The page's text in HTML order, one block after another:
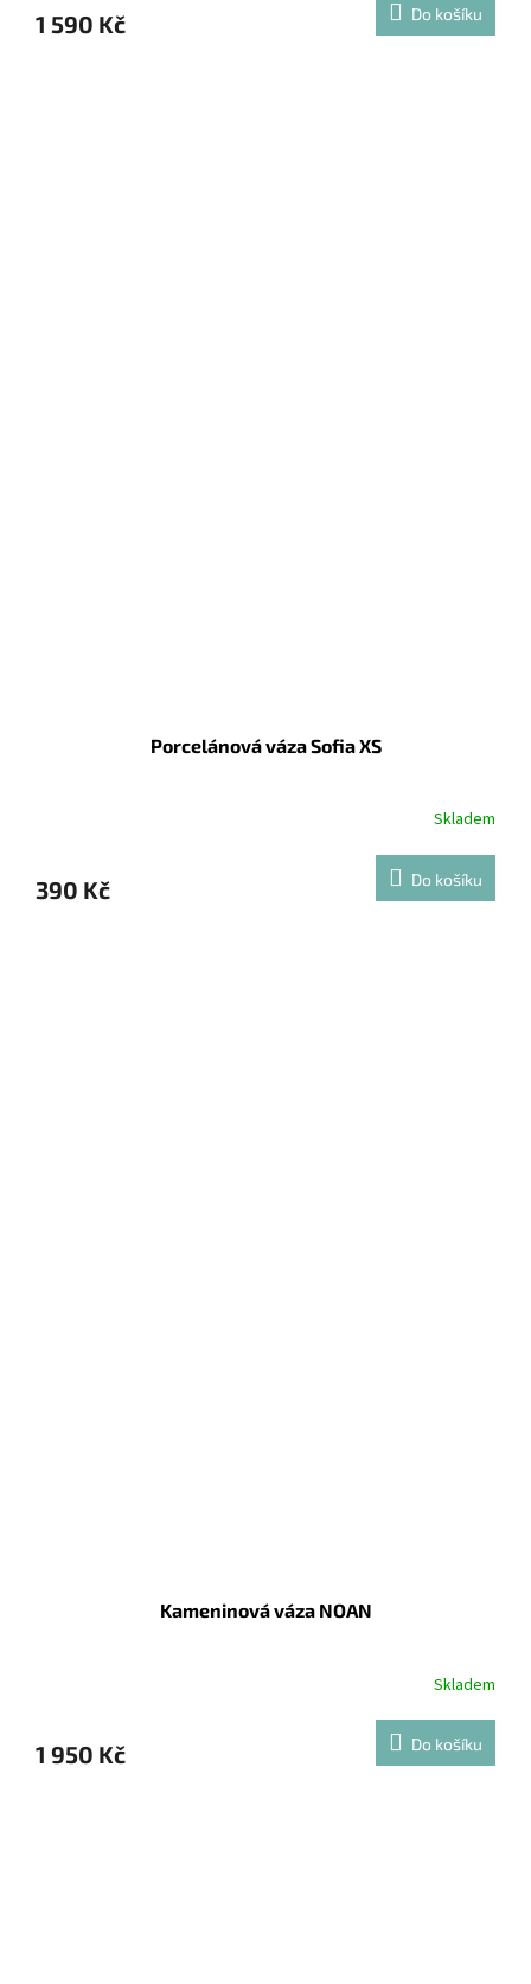
1 590 Kč Do košíku
Porcelánová váza Sofia XS
Skladem
390 Kč Do košíku
Kameninová váza NOAN
Skladem
1 950 Kč Do košíku